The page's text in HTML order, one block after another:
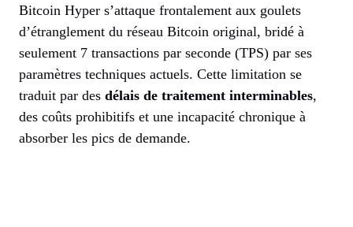
Bitcoin Hyper s’attaque frontalement aux goulets
d’étranglement du réseau Bitcoin original, bridé à
seulement 7 transactions par seconde (TPS) par ses
paramètres techniques actuels. Cette limitation se
traduit par des délais de traitement interminables,
des coûts prohibitifs et une incapacité chronique à
absorber les pics de demande.